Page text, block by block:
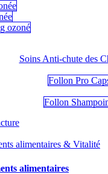
ozoné
Soins Anti-chute des
Follon Pro
Follon
alimentaires & Vitalité
alimentaires